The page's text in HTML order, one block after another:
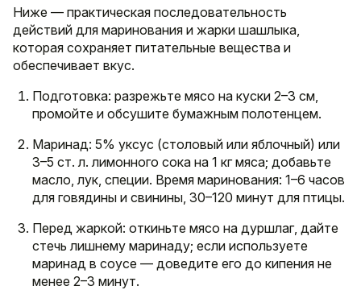
Ниже — практическая последовательность
действий для маринования и жарки шашлыка,
которая сохраняет питательные вещества и
обеспечивает вкус.
Подготовка: разрежьте мясо на куски 2–3 см,
промойте и обсушите бумажным полотенцем.
Маринад: 5% уксус (столовый или яблочный) или
3–5 ст. л. лимонного сока на 1 кг мяса; добавьте
масло, лук, специи. Время маринования: 1–6 часов
для говядины и свинины, 30–120 минут для птицы.
Перед жаркой: откиньте мясо на дуршлаг, дайте
стечь лишнему маринаду; если используете
маринад в соусе — доведите его до кипения не
менее 2–3 минут.